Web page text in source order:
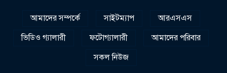
আমাদের সম্পর্কে সাইটম্যাপ
আরএসএস
ভিডিও গ্যালারী
ফটোগ্যালারী
আমাদের পরিবার
সকল নিউজ